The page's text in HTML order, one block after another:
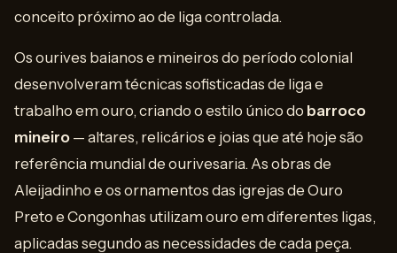
conceito próximo ao de liga controlada.
Os ourives baianos e mineiros do período colonial
desenvolveram técnicas sofisticadas de liga e
trabalho em ouro, criando o estilo único do barroco
mineiro — altares, relicários e joias que até hoje são
referência mundial de ourivesaria. As obras de
Aleijadinho e os ornamentos das igrejas de Ouro
Preto e Congonhas utilizam ouro em diferentes ligas,
aplicadas segundo as necessidades de cada peça.